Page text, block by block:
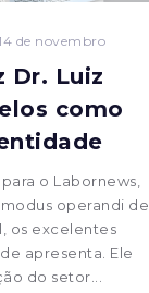
de novembro
Dr. Luiz
como
o Labornews,
operandi de
os excelentes
apresenta. Ele
do setor...